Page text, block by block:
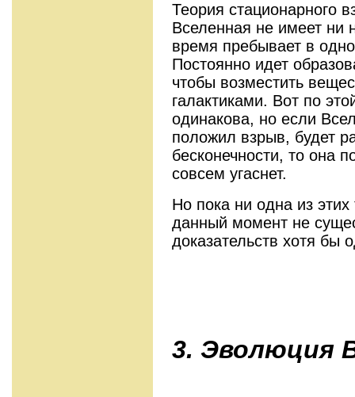
Теория стационарного
Вселенная не имеет ни
время пребывает в
Постоянно идет
чтобы возместить
галактиками. Вот по
одинакова, но если
положил взрыв, будет
бесконечности, то она
совсем угаснет.
Но пока ни одна из
данный момент не
доказательств хотя бы
3. Эволюция